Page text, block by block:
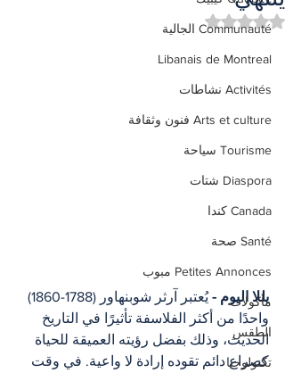
Communauté الجالية
Libanais de Montreal
Activités نشاطات
Arts et culture فنون وثقافة
Tourisme سياحة
Diaspora شتات
Canada كندا
Santé صحة
Petites Annonces مبوب
مأكولات
الطقس
تكنولوجيا
تم التقييم بـ ليس رقمًا من أصل 5 نجوم.
يللا اليوم -
يُعتبر آرثر شوبنهاور (1788-1860)
واحدًا من أكثر الفلاسفة تأثيرًا في التاريخ
الحديث، وذلك بفضل رؤيته العميقة للحياة
كصراع دائم تقوده إرادة لا واعية. في وقت